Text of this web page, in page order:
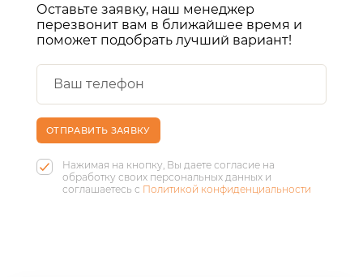
Оставьте заявку, наш менеджер
перезвонит вам в ближайшее время и
поможет подобрать лучший вариант!
ОТПРАВИТЬ ЗАЯВКУ
Нажимая на кнопку, Вы даете согласие на
обработку своих персональных данных и
соглашаетесь с Политикой конфиденциальности